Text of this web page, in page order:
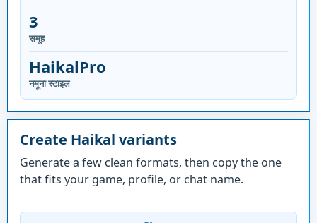
3
समूह
HaikalPro
नमूना स्टाइल
Create Haikal variants
Generate a few clean formats, then copy the one
that fits your game, profile, or chat name.